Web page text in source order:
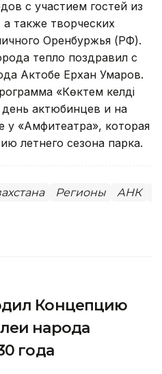
с участием гостей из
также творческих
Оренбуржья (РФ).
тепло поздравил с
Актобе Ерхан Умаров.
«Көктем келді
день актюбинцев и на
у «Амфитеатра», которая
летнего сезона парка.
Регионы АНК
Концепцию
народа
года